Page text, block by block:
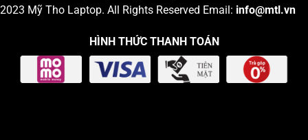
2023 Mỹ Tho Laptop. All Rights Reserved Email: info@mtl.vn
HÌNH THỨC THANH TOÁN